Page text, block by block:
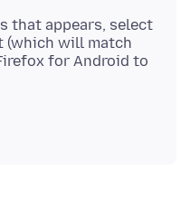
that appears, select
will match
for Android to